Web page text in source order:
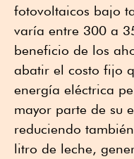
fotovoltaicos bajo
varía entre 300 a
beneficio de los
abatir el costo fijo
energía eléctrica
mayor parte de su
reduciendo
litro de leche,